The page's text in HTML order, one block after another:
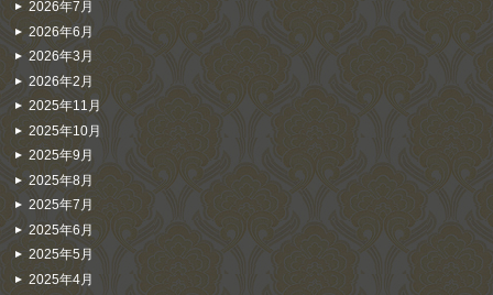
2026年7月
2026年6月
2026年3月
2026年2月
2025年11月
2025年10月
2025年9月
2025年8月
2025年7月
2025年6月
2025年5月
2025年4月